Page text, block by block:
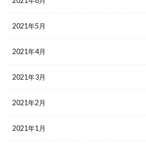
2021年5月
2021年4月
2021年3月
2021年2月
2021年1月